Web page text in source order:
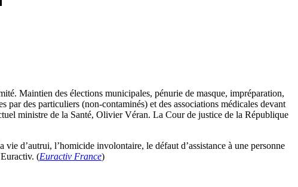
Maintien des élections municipales, pénurie de masque, impréparation,
des particuliers (non-contaminés) et des associations médicales devant
ministre de la Santé, Olivier Véran. La Cour de justice de la République
d’autrui, l’homicide involontaire, le défaut d’assistance à une personne
(Euractiv France)